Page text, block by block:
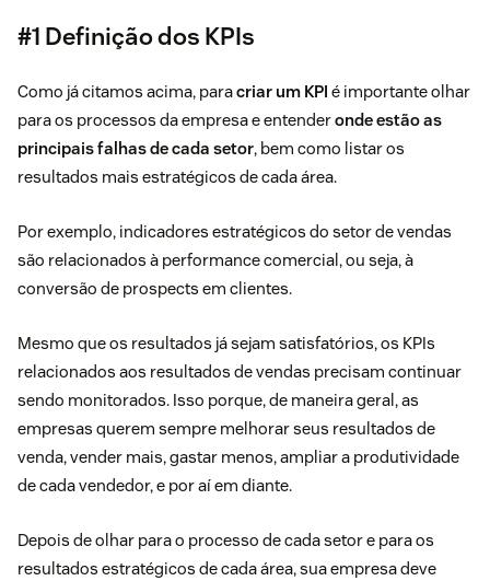
#1 Definição dos KPIs
Como já citamos acima, paracriar um KPI é importante olhar
para os processos da empresa e entenderonde estão as
principais falhas de cada setor, bem como listar os
resultados mais estratégicos de cada área.
Por exemplo, indicadores estratégicos do setor de vendas
são relacionados à performance comercial, ou seja, à
conversão de prospects em clientes.
Mesmo que os resultados já sejam satisfatórios, os KPIs
relacionados aos resultados de vendas precisam continuar
sendo monitorados. Isso porque, de maneira geral, as
empresas querem sempre melhorar seus resultados de
venda, vender mais, gastar menos, ampliar a produtividade
de cada vendedor, e por aí em diante.
Depois de olhar para o processo de cada setor e para os
resultados estratégicos de cada área, sua empresa deve